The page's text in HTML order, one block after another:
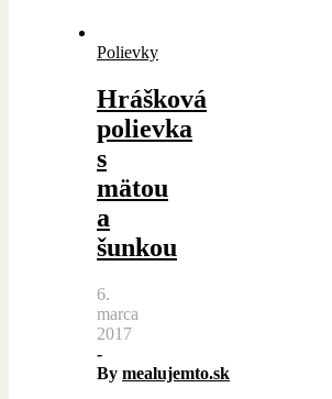
Polievky
Hrášková
polievka
s
mätou
a
šunkou
6.
marca
2017
-
By mealujemto.sk